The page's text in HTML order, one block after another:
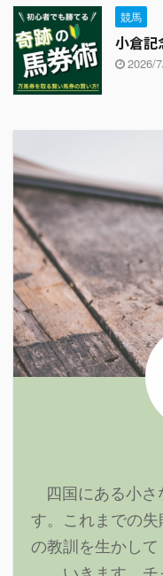
競馬
小倉記
2026/
四国にある小
す。これまでの
の教訓を生かし
いきます。チ